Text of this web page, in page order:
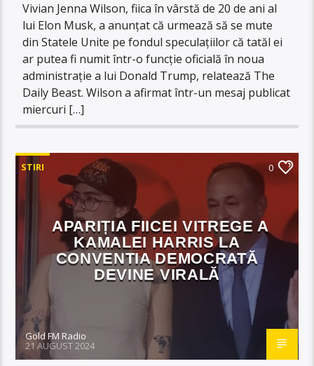
Vivian Jenna Wilson, fiica în vârstă de 20 de ani al
lui Elon Musk, a anunțat că urmează să se mute
din Statele Unite pe fondul speculațiilor că tatăl ei
ar putea fi numit într-o funcție oficială în noua
administrație a lui Donald Trump, relatează The
Daily Beast. Wilson a afirmat într-un mesaj publicat
miercuri […]
STIRI 0
APARIȚIA FIICEI VITREGE A
KAMALEI HARRIS LA
CONVENTIA DEMOCRATĂ
DEVINE VIRALĂ
Gold FM Radio
21 AUGUST 2024